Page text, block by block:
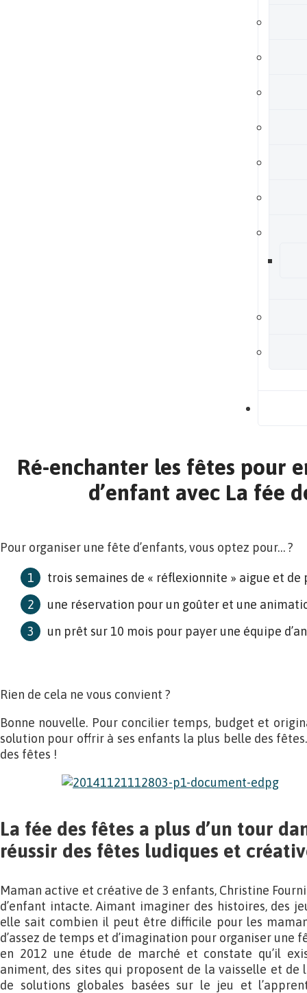
Ré-enchanter les fêtes pour
d’enfant avec La fée
Pour organiser une fête d’enfants, vous optez pour… ?
trois semaines de « réflexionnite » aigue et
une réservation pour un goûter et une
un prêt sur 10 mois pour payer une équipe
Rien de cela ne vous convient ?
Bonne nouvelle. Pour concilier temps, budget et
solution pour offrir à ses enfants la plus belle des
des fêtes !
La fée des fêtes a plus d’un tour
réussir des fêtes ludiques et
Maman active et créative de 3 enfants, Christine
d’enfant intacte. Aimant imaginer des histoires, des
elle sait combien il peut être difficile pour les
d’assez de temps et d’imagination pour organiser une
en 2012 une étude de marché et constate qu’il
animent, des sites qui proposent de la vaisselle et de
de solutions globales basées sur le jeu et